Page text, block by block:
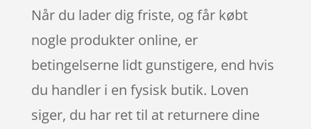
Når du lader dig friste, og får købt
nogle produkter online, er
betingelserne lidt gunstigere, end hvis
du handler i en fysisk butik. Loven
siger, du har ret til at returnere dine